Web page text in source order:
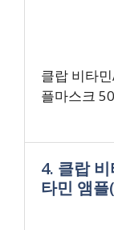
클랍 비타
플마스크
4. 클랍
타민 앰